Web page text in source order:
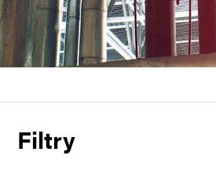
Filtry